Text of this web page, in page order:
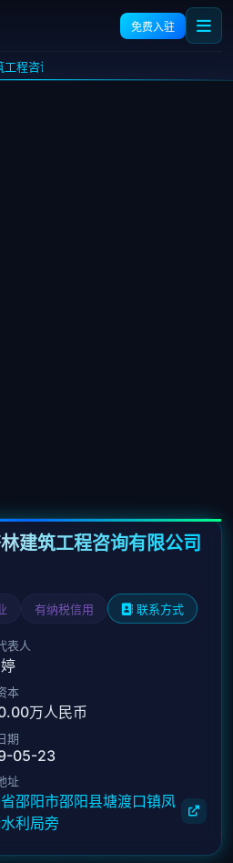
免费入驻
程咨询有限公司
建筑工程咨询有限公司
有纳税信用 联系方式
表人
本
万人民币
期
05-23
址
邵阳市邵阳县塘渡口镇凤
利局旁